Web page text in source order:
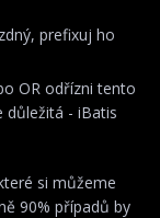
prefixuj ho
OR odřízni tento
důležitá - iBatis
si můžeme
90% případů by